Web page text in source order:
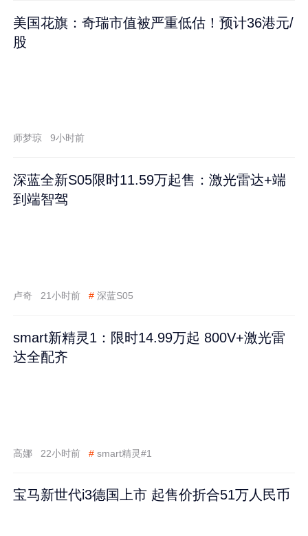
美国花旗：奇瑞市值被严重低估！预计36港元/
股
师梦琼 9小时前
深蓝全新S05限时11.59万起售：激光雷达+端
到端智驾
卢奇 21小时前 # 深蓝S05
smart新精灵1：限时14.99万起 800V+激光雷
达全配齐
高娜 22小时前 # smart精灵#1
宝马新世代i3德国上市 起售价折合51万人民币